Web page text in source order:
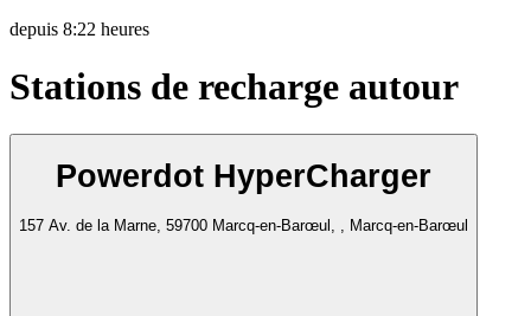
depuis 8:22 heures
Stations de recharge autour
Powerdot HyperCharger
157 Av. de la Marne, 59700 Marcq-en-Barœul, , Marcq-en-Barœul